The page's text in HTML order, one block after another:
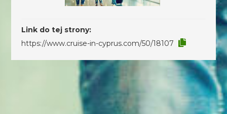
Link do tej strony:
https://www.cruise-in-cyprus.com/50/18107